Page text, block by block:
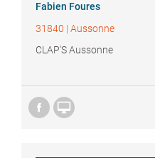
Fabien Foures
31840 | Aussonne
CLAP'S Aussonne
